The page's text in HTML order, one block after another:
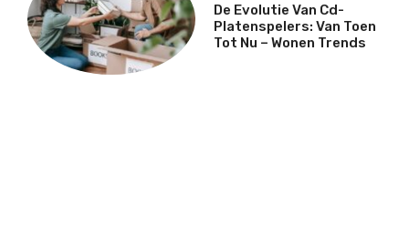
De Evolutie Van Cd-
Platenspelers: Van Toen
Tot Nu – Wonen Trends